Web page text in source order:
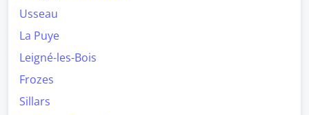
Usseau
La Puye
Leigné-les-Bois
Frozes
Sillars